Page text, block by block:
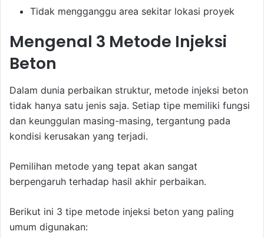
Tidak mengganggu area sekitar lokasi proyek
Mengenal 3 Metode Injeksi
Beton
Dalam dunia perbaikan struktur, metode injeksi beton
tidak hanya satu jenis saja. Setiap tipe memiliki fungsi
dan keunggulan masing-masing, tergantung pada
kondisi kerusakan yang terjadi.
Pemilihan metode yang tepat akan sangat
berpengaruh terhadap hasil akhir perbaikan.
Berikut ini 3 tipe metode injeksi beton yang paling
umum digunakan: